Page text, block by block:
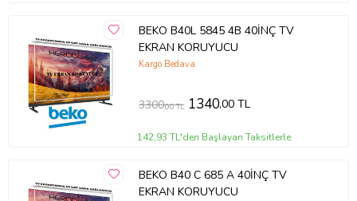
BEKO B40L 5845 4B 40İNÇ TV
EKRAN KORUYUCU
Kargo Bedava
3300,00 TL 1340,00 TL
142,93 TL'den Başlayan Taksitlerle
BEKO B40 C 685 A 40İNÇ TV
EKRAN KORUYUCU